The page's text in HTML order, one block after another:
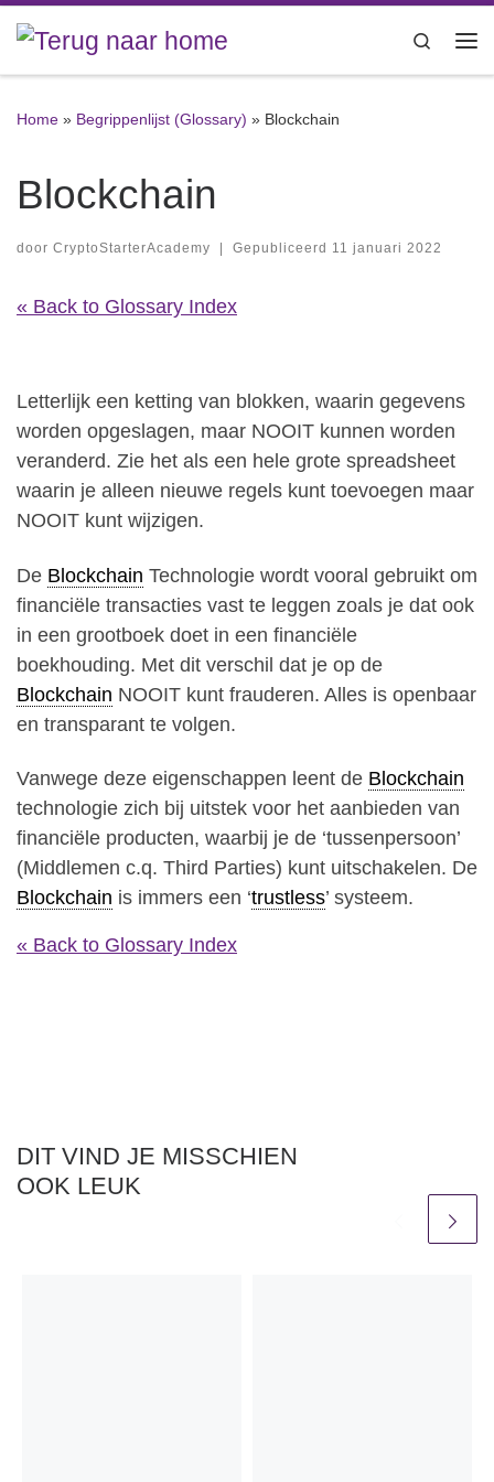
Ga naar inhoud
Search
Home » Begrippenlijst (Glossary) » Blockchain
Blockchain
door CryptoStarterAcademy | Gepubliceerd 11 januari 2022
« Back to Glossary Index
Letterlijk een ketting van blokken, waarin gegevens
worden opgeslagen, maar NOOIT kunnen worden
veranderd. Zie het als een hele grote spreadsheet
waarin je alleen nieuwe regels kunt toevoegen maar
NOOIT kunt wijzigen.
De Blockchain Technologie wordt vooral gebruikt om
financiële transacties vast te leggen zoals je dat ook
in een grootboek doet in een financiële
boekhouding. Met dit verschil dat je op de
Blockchain NOOIT kunt frauderen. Alles is openbaar
en transparant te volgen.
Vanwege deze eigenschappen leent de Blockchain
technologie zich bij uitstek voor het aanbieden van
financiële producten, waarbij je de ‘tussenpersoon’
(Middlemen c.q. Third Parties) kunt uitschakelen. De
Blockchain is immers een ‘trustless’ systeem.
« Back to Glossary Index
DIT VIND JE MISSCHIEN
OOK LEUK